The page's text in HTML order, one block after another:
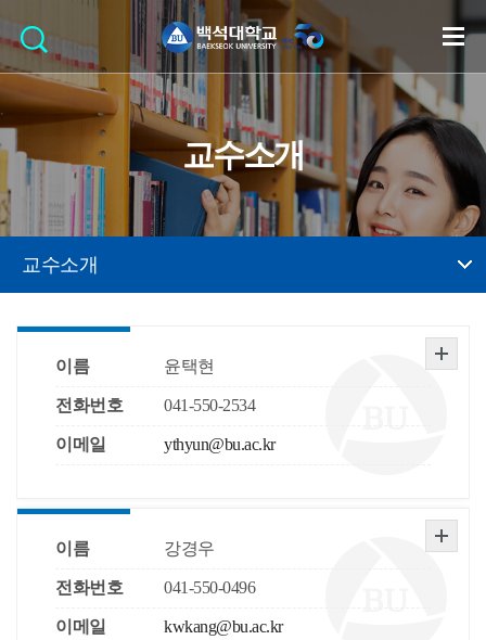
교수소개
교수소개
이름 윤택현
전화번호 041-550-2534
이메일 ythyun@bu.ac.kr
이름 강경우
전화번호 041-550-0496
이메일 kwkang@bu.ac.kr